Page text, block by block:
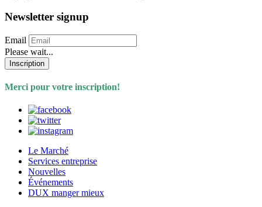
Newsletter signup
Email
Please wait...
Inscription
Merci pour votre inscription!
Le Marché
Services entreprise
Nouvelles
Événements
DUX manger mieux